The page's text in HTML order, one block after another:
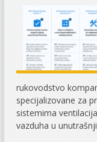
rukovodstvo
specijalizovane za
sistemima
vazduha u